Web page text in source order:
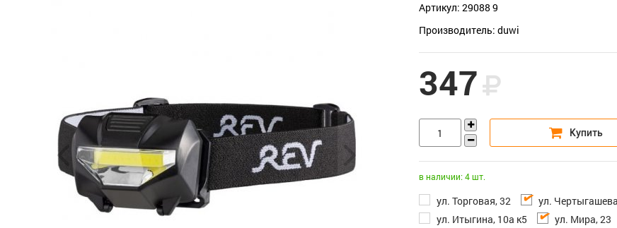
Артикул: 29088 9
Производитель: duwi
347
в наличии: 4 шт.
ул. Торговая, 32
ул.
ул. Итыгина, 10а к5
ул. Мира, 23